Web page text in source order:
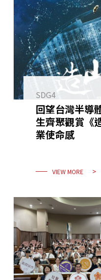
SDG4
回望台灣半
生齊聚觀賞《
業使命感
VIEW MORE